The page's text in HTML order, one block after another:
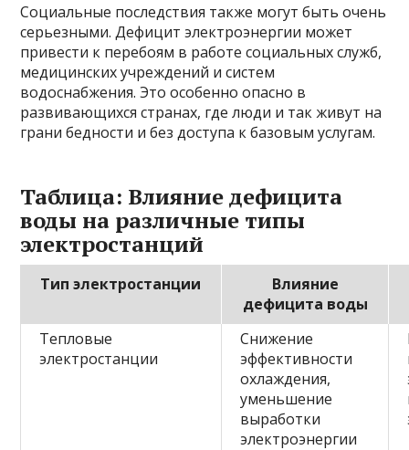
Социальные последствия также могут быть очень
серьезными. Дефицит электроэнергии может
привести к перебоям в работе социальных служб,
медицинских учреждений и систем
водоснабжения. Это особенно опасно в
развивающихся странах, где люди и так живут на
грани бедности и без доступа к базовым услугам.
Таблица: Влияние дефицита
воды на различные типы
электростанций
Тип электростанции
Влияние
дефицита воды
Тепловые
электростанции
Снижение
эффективности
охлаждения,
уменьшение
выработки
электроэнергии